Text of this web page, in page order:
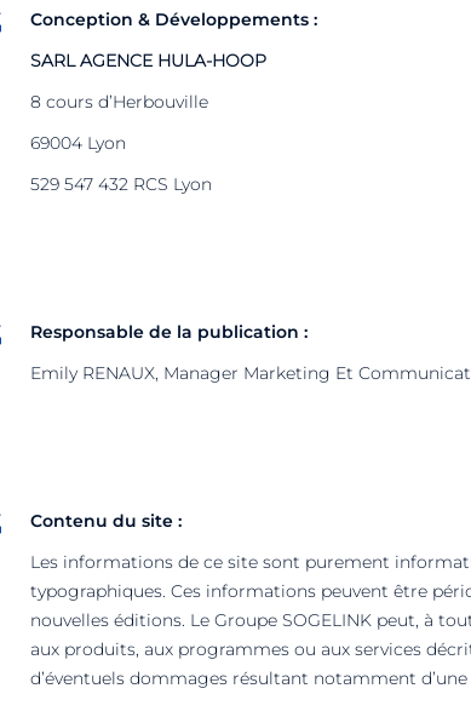
Conception & Développements :
SARL AGENCE HULA-HOOP
8 cours d’Herbouville
69004 Lyon
529 547 432 RCS Lyon
Responsable de la publication :
Emily RENAUX, Manager Marketing Et
Contenu du site :
Les informations de ce site sont purement
typographiques. Ces informations peuvent être
nouvelles éditions. Le Groupe SOGELINK peut, à
aux produits, aux programmes ou aux services
d’éventuels dommages résultant notamment